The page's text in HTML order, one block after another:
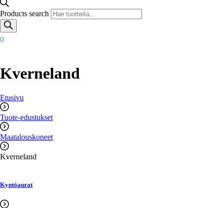
Products search
0
Kverneland
Etusivu
Tuote-edustukset
Maatalouskoneet
Kverneland
Kyntöaurat